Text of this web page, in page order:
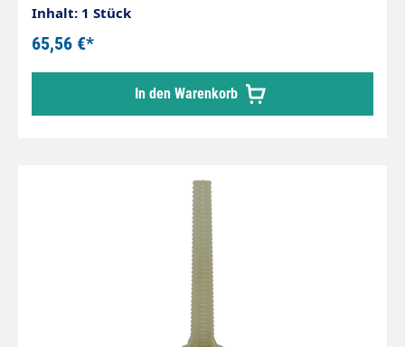
von schwer zugänglichen Bereichen, Behältern z.
B.Futtertröge und DachrinnenEinfaches und
stufenloses Verstellen der
SpritzrichtungKomplett aus Edelstahl
gefertigtIncl. Klemmschraube zum Fixieren des
eingestellten WinkelsSchwenkbar bis zu einem
Inhalt: 1 Stück
65,56 €*
In den Warenkorb